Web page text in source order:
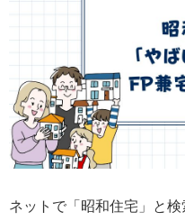
ネットで「昭和住宅」と